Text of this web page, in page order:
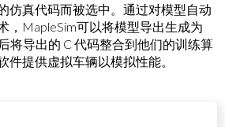
仿真代码而被选中。通过对模型自动
，MapleSim可以将模型导出生成为
将导出的 C 代码整合到他们的训练算
件提供虚拟车辆以模拟性能。